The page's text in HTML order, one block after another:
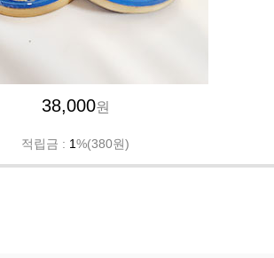
38,000원
적립금 : 1%(380원)